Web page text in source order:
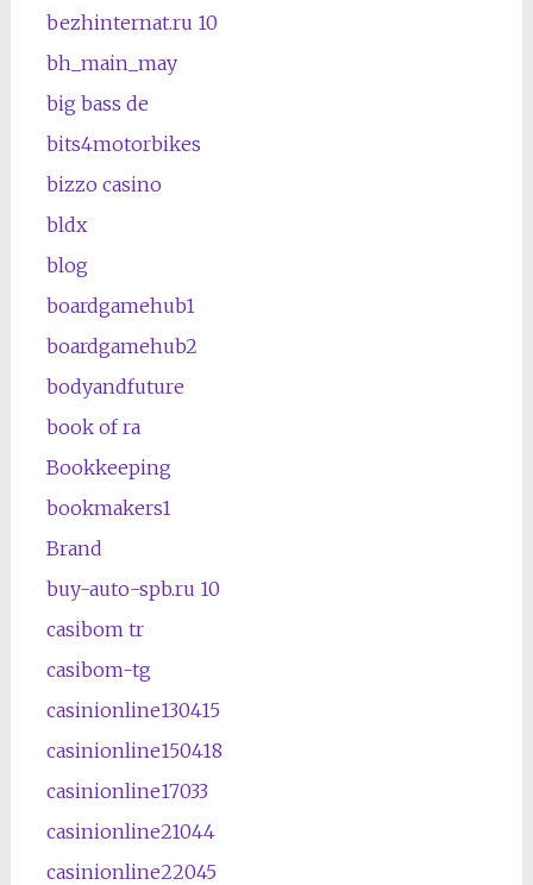
bezhinternat.ru 10
bh_main_may
big bass de
bits4motorbikes
bizzo casino
bldx
blog
boardgamehub1
boardgamehub2
bodyandfuture
book of ra
Bookkeeping
bookmakers1
Brand
buy-auto-spb.ru 10
casibom tr
casibom-tg
casinionline130415
casinionline150418
casinionline17033
casinionline21044
casinionline22045